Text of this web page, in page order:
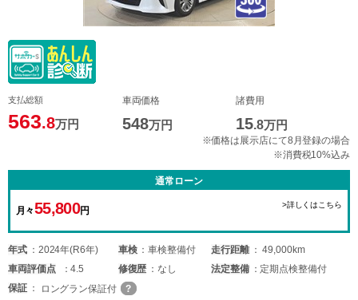
支払総額
563.8万円
車両価格
548万円
諸費用
15.8万円
※価格は展示店にて8月登録の場合
※消費税10%込み
通常ローン
月々55,800円
>詳しくはこちら
年式 2024年(R6年) 車検 車検整備付 走行距離
49,000km
車両評価点 4.5 修復歴 なし 法定整備
定期点検整備付
保証
ロングラン保証付